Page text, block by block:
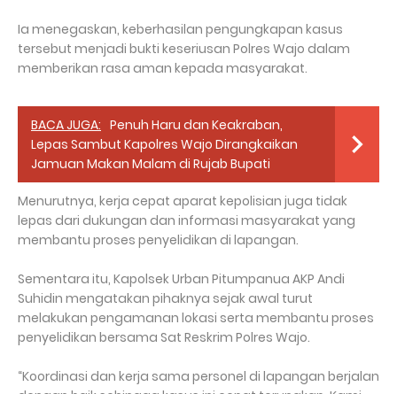
Ia menegaskan, keberhasilan pengungkapan kasus
tersebut menjadi bukti keseriusan Polres Wajo dalam
memberikan rasa aman kepada masyarakat.
BACA JUGA: Penuh Haru dan Keakraban,
Lepas Sambut Kapolres Wajo Dirangkaikan
Jamuan Makan Malam di Rujab Bupati
Menurutnya, kerja cepat aparat kepolisian juga tidak
lepas dari dukungan dan informasi masyarakat yang
membantu proses penyelidikan di lapangan.
Sementara itu, Kapolsek Urban Pitumpanua AKP Andi
Suhidin mengatakan pihaknya sejak awal turut
melakukan pengamanan lokasi serta membantu proses
penyelidikan bersama Sat Reskrim Polres Wajo.
“Koordinasi dan kerja sama personel di lapangan berjalan